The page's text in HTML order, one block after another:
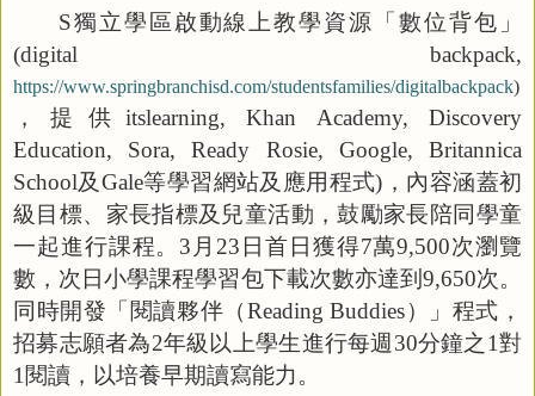
S獨立學區啟動線上教學資源「數位背包」
(digital backpack,
https://www.springbranchisd.com/studentsfamilies/digitalbackpack)
，提供 itslearning, Khan Academy, Discovery
Education, Sora, Ready Rosie, Google, Britannica
School及Gale等學習網站及應用程式) ，內容涵蓋初
級目標、家長指標及兒童活動，鼓勵家長陪同學童
一起進行課程。 3 月23 日首日獲得7萬9,500次瀏覽
數，次日小學課程學習包下載次數亦達到 9,650次。
同時開發「閱讀夥伴（Reading Buddies）」程式，
招募志願者為2年級以上學生進行每週30分鐘之 1對
1閱讀，以培養早期讀寫能力。